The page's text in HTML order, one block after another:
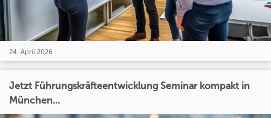
24. April 2026
Jetzt Führungskräfteentwicklung Seminar kompakt in
München...